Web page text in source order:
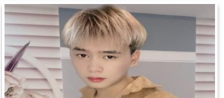
giao tranh khốc liệt với Ấn Độ về Kashmir (ngày 12 tháng 10).
Bối cảnh: Đánh giá năm 1999.
Thế giới đang chờ đợi hậu quả của lỗi Y2K, khi các nhà lý
thuyết thiên niên kỷ quyết liệt hơn cảnh báo về Ha-ma-ghê-
đôn.
Xem thêm: Tổng kết năm 1999: Tin tức về thế giới
Ngày sinh Nguyễn Ngọc Nhã Minh (6-6) trong